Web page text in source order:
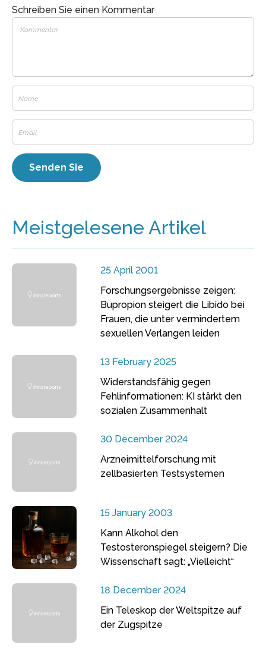
Schreiben Sie einen Kommentar
Meistgelesene Artikel
25 April 2001
Forschungsergebnisse zeigen:
Bupropion steigert die Libido bei
Frauen, die unter vermindertem
sexuellen Verlangen leiden
13 February 2025
Widerstandsfähig gegen
Fehlinformationen: KI stärkt den
sozialen Zusammenhalt
30 December 2024
Arzneimittelforschung mit
zellbasierten Testsystemen
15 January 2003
Kann Alkohol den
Testosteronspiegel steigern? Die
Wissenschaft sagt: „Vielleicht“
18 December 2024
Ein Teleskop der Weltspitze auf
der Zugspitze